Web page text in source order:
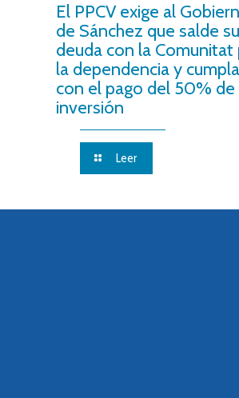
El PPCV exige al
de Sánchez que salde su
deuda con la Comunitat
la dependencia y cumpla
con el pago del 50% de
inversión
Leer